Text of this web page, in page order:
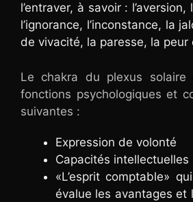
l’entraver, à savoir :
l’ignorance, l’inconstance, la
de vivacité, la paresse, la peur
Le chakra du plexus solaire
fonctions psychologiques et
suivantes :
Expression de volonté
Capacités intellectuelles
«L’esprit comptable»
évalue les avantages et